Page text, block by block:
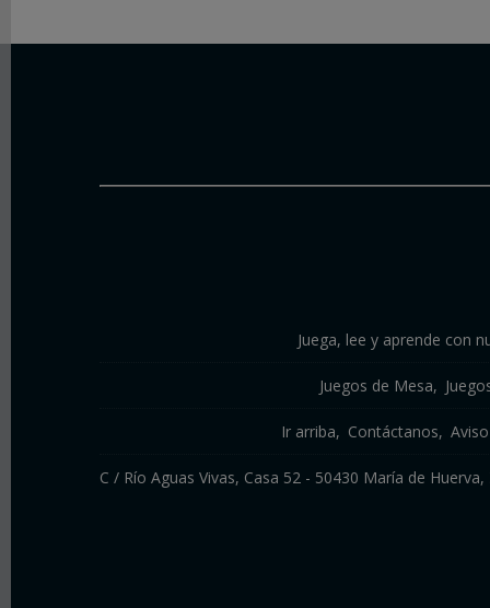
Juega, lee y aprende con
Juegos de Mesa
Ir arriba Contáctanos
C / Río Aguas Vivas, Casa 52 - 50430 María de